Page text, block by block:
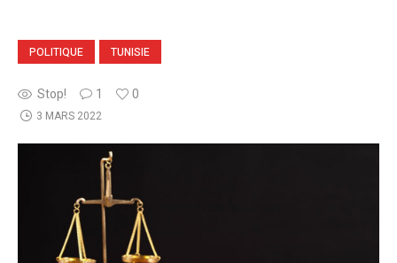
POLITIQUE TUNISIE
Stop! 1 0
3 MARS 2022